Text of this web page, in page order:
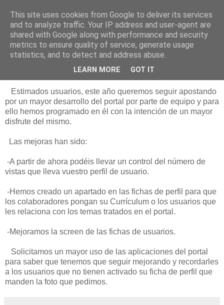
Está de pinga
7/6/18
Mejoras en el portal III
Estimados usuarios, este año queremos seguir apostando
por un mayor desarrollo del portal por parte de equipo y para
ello hemos programado en él con la intención de un mayor
disfrute del mismo.
Las mejoras han sido:
-A partir de ahora podéis llevar un control del número de
vistas que lleva vuestro perfil de usuario.
-Hemos creado un apartado en las fichas de perfil para que
los colaboradores pongan su Currículum o los usuarios que
les relaciona con los temas tratados en el portal.
-Mejoramos la screen de las fichas de usuarios.
Solicitamos un mayor uso de las aplicaciones del portal
para saber que tenemos que seguir mejorando y recordarles
a los usuarios que no tienen activado su ficha de perfil que
manden la foto que pedimos.
This site uses cookies from Google to deliver its services
and to analyze traffic. Your IP address and user-agent are
shared with Google along with performance and security
metrics to ensure quality of service, generate usage
statistics, and to detect and address abuse.
LEARN MORE GOT IT